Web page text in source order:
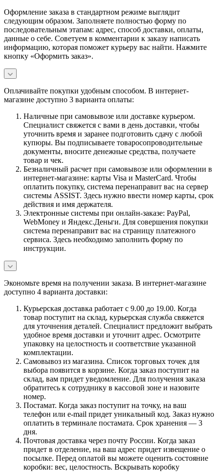
Оформление заказа в стандартном режиме выглядит
следующим образом. Заполняете полностью форму по
последовательным этапам: адрес, способ доставки, оплаты,
данные о себе. Советуем в комментарии к заказу написать
информацию, которая поможет курьеру вас найти. Нажмите
кнопку «Оформить заказ».
Оплачивайте покупки удобным способом. В интернет-
магазине доступно 3 варианта оплаты:
Наличные при самовывозе или доставке курьером.
Специалист свяжется с вами в день доставки, чтобы
уточнить время и заранее подготовить сдачу с любой
купюры. Вы подписываете товаросопроводительные
документы, вносите денежные средства, получаете
товар и чек.
Безналичный расчет при самовывозе или оформлении в
интернет-магазине: карты Visa и MasterCard. Чтобы
оплатить покупку, система перенаправит вас на сервер
системы ASSIST. Здесь нужно ввести номер карты, срок
действия и имя держателя.
Электронные системы при онлайн-заказе: PayPal,
WebMoney и Яндекс.Деньги. Для совершения покупки
система перенаправит вас на страницу платежного
сервиса. Здесь необходимо заполнить форму по
инструкции.
Экономьте время на получении заказа. В интернет-магазине
доступно 4 варианта доставки:
Курьерская доставка работает с 9.00 до 19.00. Когда
товар поступит на склад, курьерская служба свяжется
для уточнения деталей. Специалист предложит выбрать
удобное время доставки и уточнит адрес. Осмотрите
упаковку на целостность и соответствие указанной
комплектации.
Самовывоз из магазина. Список торговых точек для
выбора появится в корзине. Когда заказ поступит на
склад, вам придет уведомление. Для получения заказа
обратитесь к сотруднику в кассовой зоне и назовите
номер.
Постамат. Когда заказ поступит на точку, на ваш
телефон или e-mail придет уникальный код. Заказ нужно
оплатить в терминале постамата. Срок хранения — 3
дня.
Почтовая доставка через почту России. Когда заказ
придет в отделение, на ваш адрес придет извещение о
посылке. Перед оплатой вы можете оценить состояние
коробки: вес, целостность. Вскрывать коробку